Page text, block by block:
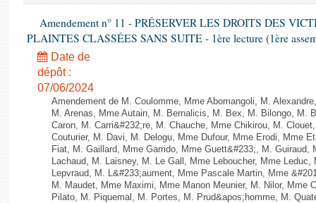
Amendement n° 11 - PRÉSERVER LES DROITS DES
PLAINTES CLASSÉES SANS SUITE - 1ère lecture (1ère
Date de
dépôt :
07/06/2024
Amendement de M. Coulomme, Mme Abomangoli, M.
M. Arenas, Mme Autain, M. Bernalicis, M. Bex, M. Bilongo, M.
Caron, M. Carri&#232;re, M. Chauche, Mme Chikirou, M.
Couturier, M. Davi, M. Delogu, Mme Dufour, Mme Erodi, Mme
Fiat, M. Gaillard, Mme Garrido, Mme Guett&#233;, M.
Lachaud, M. Laisney, M. Le Gall, Mme Leboucher, Mme
Lepvraud, M. L&#233;aument, Mme Pascale Martin, Mme
M. Maudet, Mme Maximi, Mme Manon Meunier, M. Nilor, Mme
Pilato, M. Piquemal, M. Portes, M. Prud&apos;homme, M.